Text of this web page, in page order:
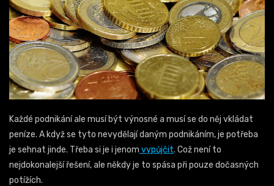
Každé podnikání ale musí být výnosné a musí se do něj vkládat
peníze. A když se tyto nevydělají daným podnikáním, je potřeba
je sehnat jinde. Třeba si je i jenom vypůjčit. Což není to
nejdokonalejší řešení, ale někdy je to spása při pouze dočasných
potížích.